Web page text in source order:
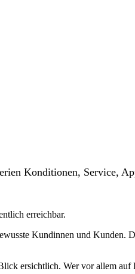
Konditionen, Service,
erreichbar.
Kundinnen und Kunden.
ersichtlich. Wer vor allem auf